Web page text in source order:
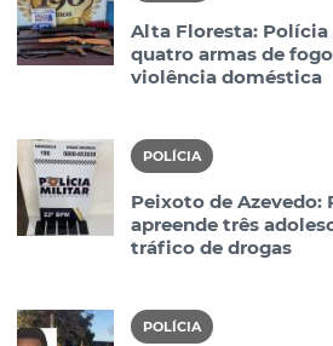
Alta Floresta:
quatro armas de
violência doméstica
POLÍCIA
Peixoto de
apreende três
tráfico de drogas
POLÍCIA